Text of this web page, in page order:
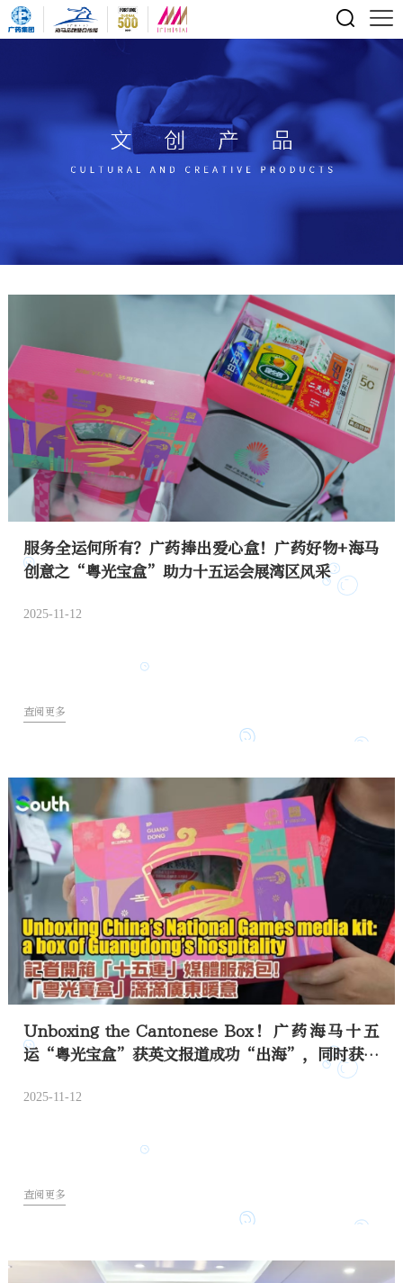
服务全运何所有？广药捧出爱心盒！广药好物+海马
创意之“粤光宝盒”助力十五运会展湾区风采
2025-11-12
查阅更多
Unboxing the Cantonese Box！广药海马十五
运“粤光宝盒”获英文报道成功“出海”，同时获港
2025-11-12
查阅更多